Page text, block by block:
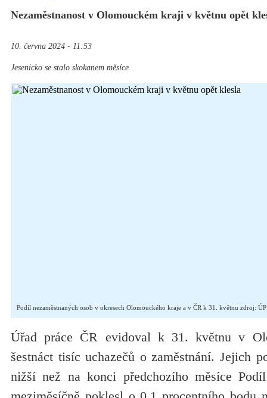
Nezaměstnanost v Olomouckém kraji v květnu opět
10. června 2024 - 11:53
Jesenicko se stalo skokanem měsíce
Podíl nezaměstnaných osob v okresech Olomouckého kraje a v ČR k 31. květnu zdroj:
Úřad práce ČR evidoval k 31. květnu v
šestnáct tisíc uchazečů o zaměstnání. Jejich
nižší než na konci předchozího měsíce Podíl